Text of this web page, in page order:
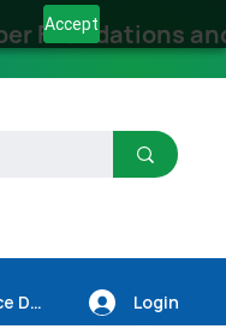
Accept
Foundations
Workforce Dev. Login